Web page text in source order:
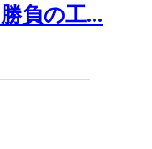
負の工...